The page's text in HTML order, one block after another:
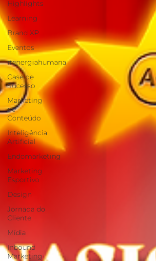
Highlights
Learning
Brand XP
Eventos
#energiahumana
Case de
Sucesso
Marketing
de
Conteúdo
Inteligência
Artificial
Endomarketing
Marketing
Esportivo
Design
Jornada do
Cliente
Mídia
Inbound
Marketing